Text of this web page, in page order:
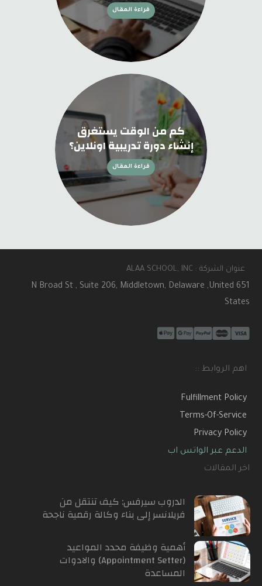
قراءة المقال
كم من الوقت يستغرق
إنشاء دورة تدريبية اونلاين؟
قراءة المقال
اخر المقالات
الدروب سيرفس: كيف تنتقل من
فريلانسر إلى بناء وكالة رقمية ناجحة
أهمية وظيفة محدد المواعيد
(Appointment Setter) والادوات
المساعدة
اهم الروابط ::
Fulfillment Policy
Terms-Of-Service
Privacy Policy
الدعم عبر الواتس اب
عنوان الشركة : ALAA SCHOOL, INC
651 N Broad St , Suite 206, Middletown, Delaware ,United
States